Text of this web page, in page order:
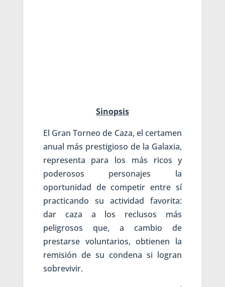
Sinopsis
El Gran Torneo de Caza, el certamen
anual más prestigioso de la Galaxia,
representa para los más ricos y
poderosos personajes la
oportunidad de competir entre sí
practicando su actividad favorita:
dar caza a los reclusos más
peligrosos que, a cambio de
prestarse voluntarios, obtienen la
remisión de su condena si logran
sobrevivir.